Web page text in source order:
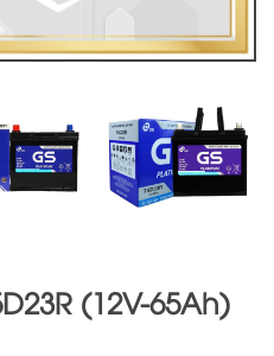
(12V-65Ah)